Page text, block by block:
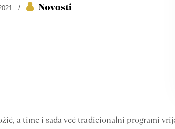
/ Novosti
a time i sada već tradicionalni programi